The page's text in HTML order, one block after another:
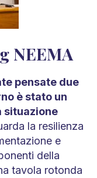
NEEMA
pensate due
è stato un
situazione
la resilienza
e
della
tavola rotonda